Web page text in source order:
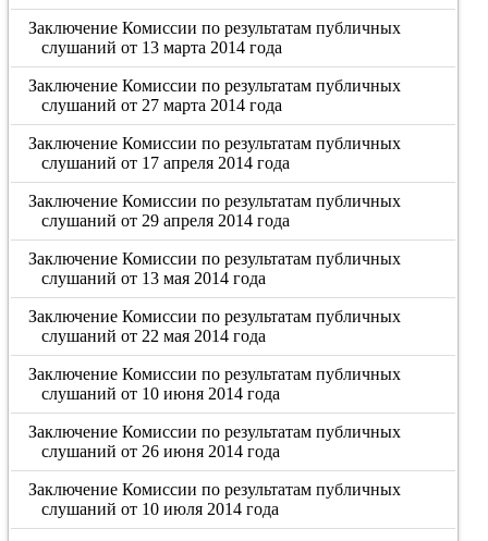
Заключение Комиссии по результатам публичных
слушаний от 13 марта 2014 года
Заключение Комиссии по результатам публичных
слушаний от 27 марта 2014 года
Заключение Комиссии по результатам публичных
слушаний от 17 апреля 2014 года
Заключение Комиссии по результатам публичных
слушаний от 29 апреля 2014 года
Заключение Комиссии по результатам публичных
слушаний от 13 мая 2014 года
Заключение Комиссии по результатам публичных
слушаний от 22 мая 2014 года
Заключение Комиссии по результатам публичных
слушаний от 10 июня 2014 года
Заключение Комиссии по результатам публичных
слушаний от 26 июня 2014 года
Заключение Комиссии по результатам публичных
слушаний от 10 июля 2014 года